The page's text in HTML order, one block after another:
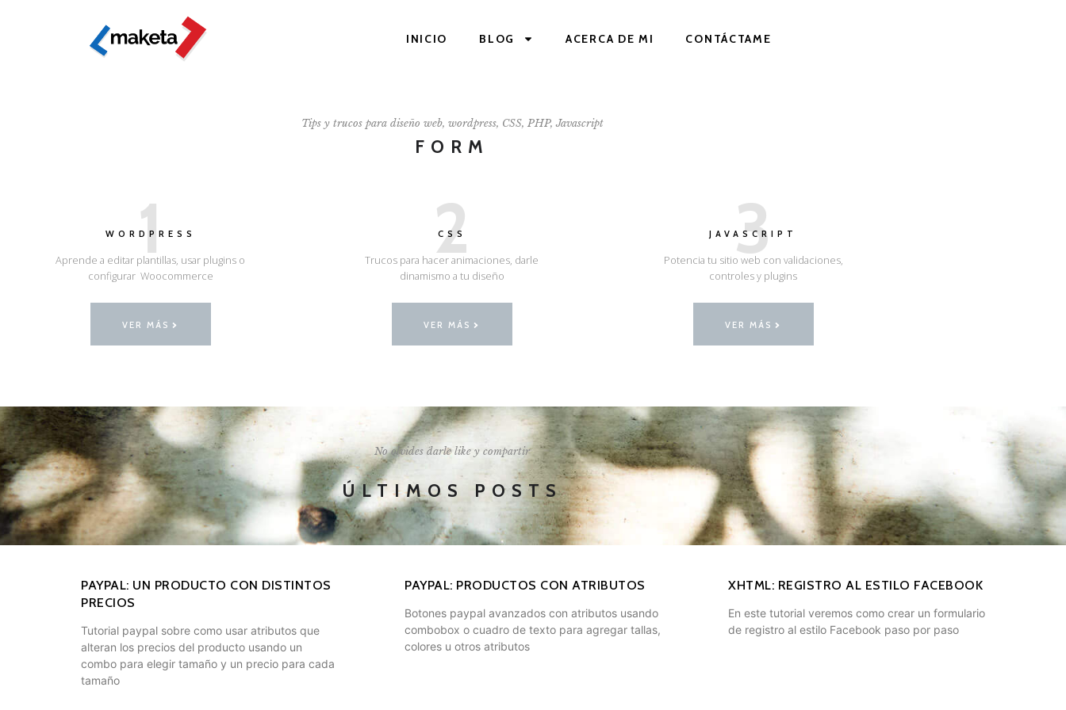
INICIO BLOG ACERCA DE MI CONTÁCTAME
Tips y trucos para diseño web, wordpress, CSS, PHP, Javascript
FORM
1
WORDPRESS
Aprende a editar plantillas, usar plugins o
configurar Woocommerce
VER MÁS
2
CSS
Trucos para hacer animaciones, darle
dinamismo a tu diseño
VER MÁS
3
JAVASCRIPT
Potencia tu sitio web con validaciones,
controles y plugins
VER MÁS
No olvides darle like y compartir
ÚLTIMOS POSTS
PAYPAL: UN PRODUCTO CON DISTINTOS
PRECIOS
Tutorial paypal sobre como usar atributos que
alteran los precios del producto usando un
combo para elegir tamaño y un precio para cada
tamaño
PAYPAL: PRODUCTOS CON ATRIBUTOS
Botones paypal avanzados con atributos usando
combobox o cuadro de texto para agregar tallas,
colores u otros atributos
XHTML: REGISTRO AL ESTILO FACEBOOK
En este tutorial veremos como crear un formulario
de registro al estilo Facebook paso por paso